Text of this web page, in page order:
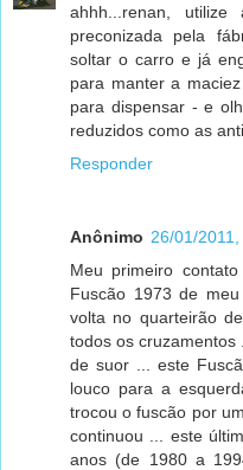
ahhh...renan,
preconizada pela
soltar o carro e já
para manter a
para dispensar - e
reduzidos como as
Responder
Anônimo 26/01/2011,
Meu primeiro
Fuscão 1973 de
volta no quarteirão
todos os cruzamentos
de suor ... este
louco para a
trocou o fuscão por
continuou ... este
anos (de 1980 a